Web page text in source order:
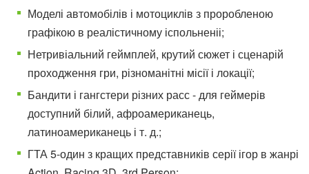
Моделі автомобілів і мотоциклів з проробленою
графікою в реалістичному іспольненіі;
Нетривіальний геймплей, крутий сюжет і сценарій
проходження гри, різноманітні місії і локації;
Бандити і гангстери різних расс - для геймерів
доступний білий, афроамериканець,
латиноамериканець і т. д.;
ГТА 5-один з кращих представників серії ігор в жанрі